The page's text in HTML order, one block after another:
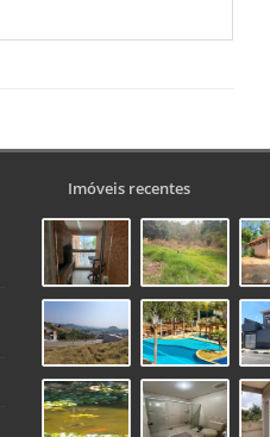
Imóveis recentes